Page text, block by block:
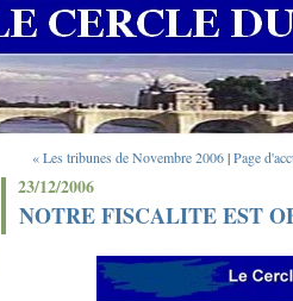
« Les tribunes de Novembre 2006|Page
23/12/2006
NOTRE FISCALITE EST